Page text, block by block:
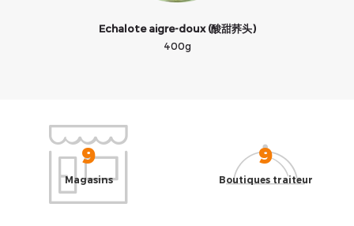
Echalote aigre-doux (酸甜荞头)
400g
9
Magasins
9
Boutiques traiteur